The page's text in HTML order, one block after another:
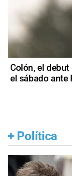
Colón, el
el sábado ante
+ Política